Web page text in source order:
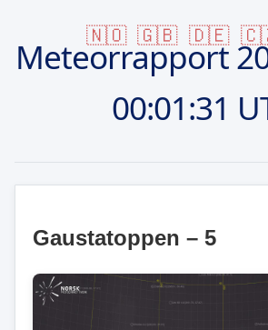
🇳🇴 🇬🇧 🇩🇪
Meteorrapport
00:01:31
Gaustatoppen – 5